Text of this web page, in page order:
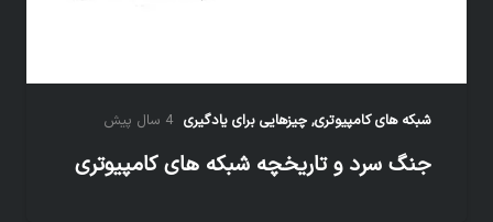
شبکه های کامپیوتری, چیزهایی برای یادگیری 4 سال پیش
جنگ سرد و تاریخچه شبکه های کامپیوتری